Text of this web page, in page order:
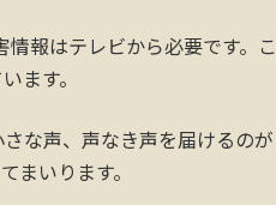
報はテレビから必要です。こ
ます。
な声、声なき声を届けるのが
まいります。